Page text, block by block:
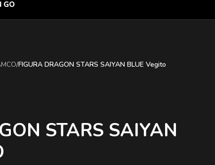
GO
/FIGURA DRAGON STARS SAIYAN BLUE Vegito
STARS SAIYAN